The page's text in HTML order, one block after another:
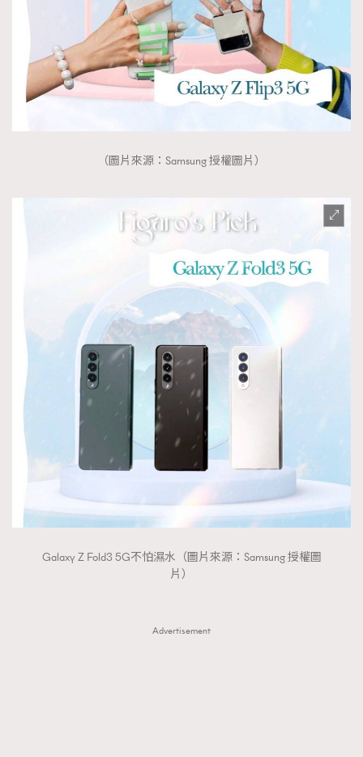
（圖片來源：Samsung 授權圖片）
Galaxy Z Fold3 5G不怕濕水（圖片來源：Samsung 授權圖
片）
Advertisement